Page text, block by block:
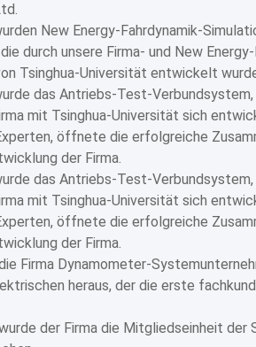
New Energy-Fahrdynamik-
durch unsere Firma- und New
Tsinghua-Universität entwickelt
das Antriebs-Test-
mit Tsinghua-Universität sich
öffnete die erfolgreiche
der Firma.
das Antriebs-Test-
mit Tsinghua-Universität sich
öffnete die erfolgreiche
der Firma.
Firma Dynamometer-
heraus, der die erste
der Firma die Mitgliedseinheit der